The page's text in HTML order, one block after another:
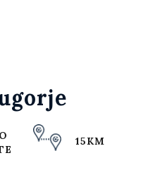
15KM